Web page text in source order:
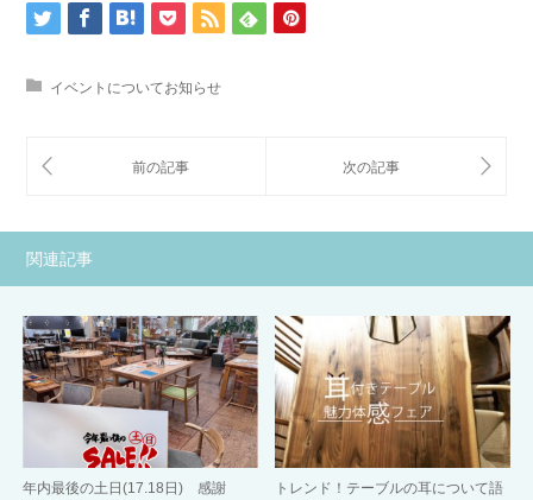
イベントについてお知らせ
関連記事
年内最後の土日(17.18日) 感謝
トレンド！テーブルの耳について語